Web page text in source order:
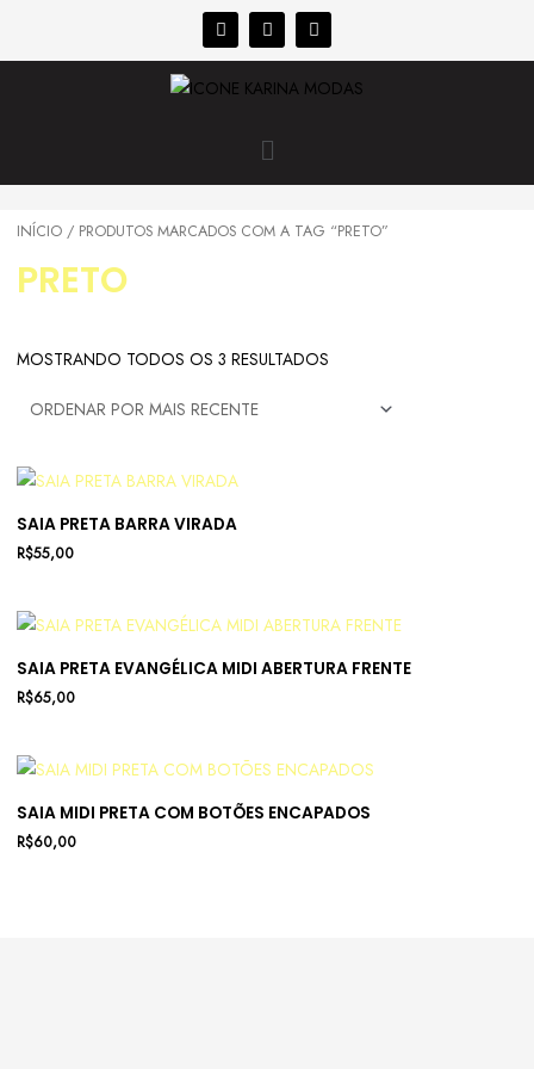
INÍCIO/ PRODUTOS MARCADOS COM A TAG “PRETO”
PRETO
MOSTRANDO TODOS OS 3 RESULTADOS
SAIA PRETA BARRA VIRADA
R$55,00
SAIA PRETA EVANGÉLICA MIDI ABERTURA FRENTE
R$65,00
SAIA MIDI PRETA COM BOTÕES ENCAPADOS
R$60,00